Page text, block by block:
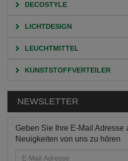
DECOSTYLE
LICHTDESIGN
LEUCHTMITTEL
KUNSTSTOFFVERTEILER
NEWSLETTER
Geben Sie Ihre E-Mail Adresse
Neuigkeiten von uns zu hören